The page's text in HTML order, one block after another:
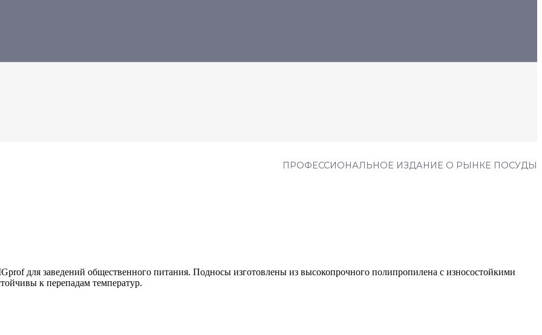
ПРОФЕССИОНАЛЬНОЕ ИЗДАНИЕ О РЫНКЕ ПОСУДЫ
для заведений общественного питания. Подносы изготовлены из высокопрочного полипропилена с износостойкими
к перепадам температур.